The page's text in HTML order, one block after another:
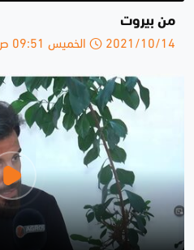
من بيروت
2021/10/14 الخميس 09:51 ص